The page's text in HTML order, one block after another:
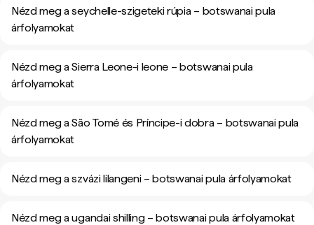
Nézd meg a seychelle-szigeteki rúpia – botswanai pula
árfolyamokat
Nézd meg a Sierra Leone-i leone – botswanai pula
árfolyamokat
Nézd meg a São Tomé és Príncipe-i dobra – botswanai pula
árfolyamokat
Nézd meg a szvázi lilangeni – botswanai pula árfolyamokat
Nézd meg a ugandai shilling – botswanai pula árfolyamokat